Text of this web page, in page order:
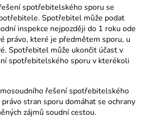
spotřebitelského sporu se
Spotřebitel může podat
inspekce nejpozději do 1 roku ode
právo, které je předmětem sporu, u
Spotřebitel může ukončit účast v
spotřebitelského sporu v kterékoli
řešení spotřebitelského
stran sporu domáhat se ochrany
zájmů soudní cestou.